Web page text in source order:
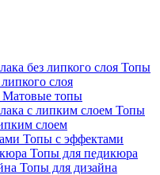
Топы
липкого слоя
Матовые топы
Топы
слоем
Топы с эффектами
Топы для педикюра
Топы для дизайна